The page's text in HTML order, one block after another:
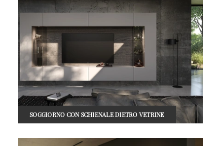
SOGGIORNO CON SCHIENALE DIETRO VETRINE